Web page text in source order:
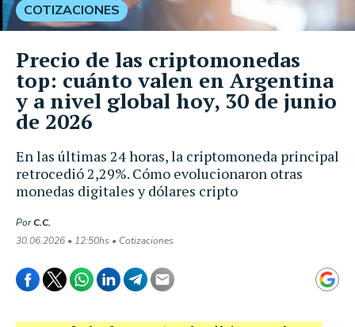
En las últimas 24 horas, la criptomoneda principal
retrocedió 2,29%. Cómo evolucionaron otras
monedas digitales y dólares cripto
PorC.C.
30.06.2026 • 12:50hs • Cotizaciones
COTIZACIONES
Precio de las criptomonedas
top: cuánto valen en Argentina
y a nivel global hoy, 30 de junio
de 2026